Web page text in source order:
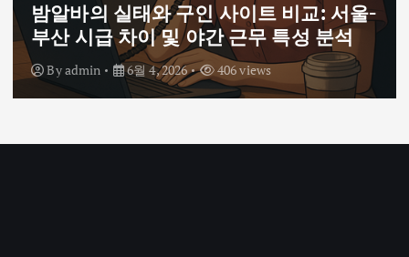
밤알바의 실태와 구인 사이트 비교: 서울-
부산 시급 차이 및 야간 근무 특성 분석
Byadmin 6월 4, 2026 406 views